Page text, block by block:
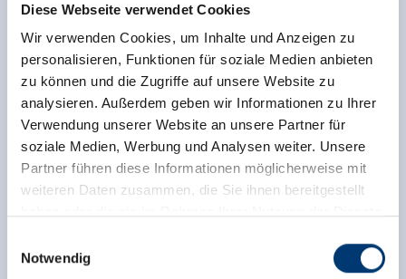
Diese Webseite verwendet Cookies
Wir verwenden Cookies, um Inhalte und Anzeigen zu
personalisieren, Funktionen für soziale Medien anbieten
zu können und die Zugriffe auf unsere Website zu
analysieren. Außerdem geben wir Informationen zu Ihrer
Verwendung unserer Website an unsere Partner für
soziale Medien, Werbung und Analysen weiter. Unsere
Partner führen diese Informationen möglicherweise mit
weiteren Daten zusammen, die Sie ihnen bereitgestellt
Notwendig